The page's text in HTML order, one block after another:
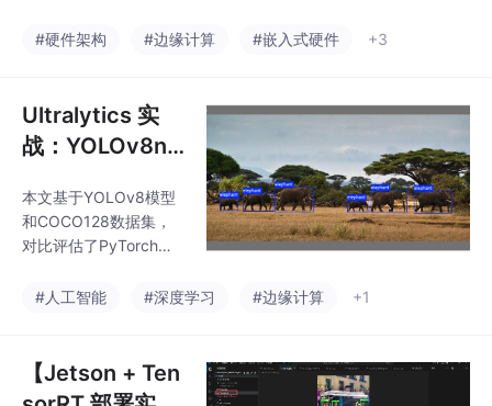
和SIMD后端，分为取
MT前端支持线程级编
程，SIMD后端实现数据
并行处理。还详细探讨
机制，以及数据冒险、
结构冒险和控制冒险的
发生原因等。
#硬件架构 #边缘计算 #嵌入式硬件 +3
Ultralytics 实
战：YOLOv8n
评估
本文基于YOLOv8模型
和COCO128数据集，
对比评估了PyTorch、
模型格式在计算机视觉
占用三个维度建立评估
指标体系，包括mAP、
#人工智能 #深度学习 #边缘计算 +1
【Jetson + Ten